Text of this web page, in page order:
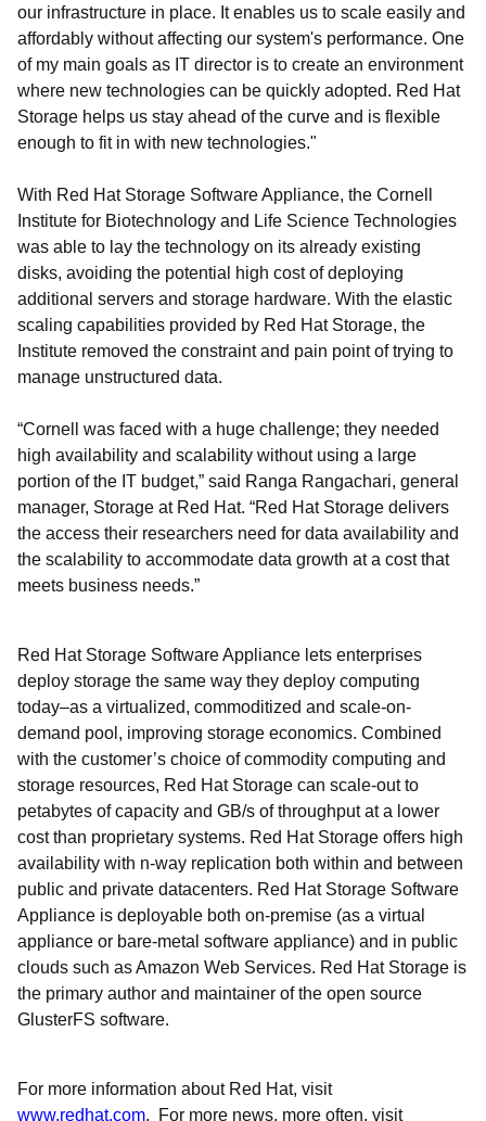
our infrastructure in place. It enables us to scale easily and
affordably without affecting our system's performance. One
of my main goals as IT director is to create an environment
where new technologies can be quickly adopted. Red Hat
Storage helps us stay ahead of the curve and is flexible
enough to fit in with new technologies."
With Red Hat Storage Software Appliance, the Cornell
Institute for Biotechnology and Life Science Technologies
was able to lay the technology on its already existing
disks, avoiding the potential high cost of deploying
additional servers and storage hardware. With the elastic
scaling capabilities provided by Red Hat Storage, the
Institute removed the constraint and pain point of trying to
manage unstructured data.
“Cornell was faced with a huge challenge; they needed
high availability and scalability without using a large
portion of the IT budget,” said Ranga Rangachari, general
manager, Storage at Red Hat. “Red Hat Storage delivers
the access their researchers need for data availability and
the scalability to accommodate data growth at a cost that
meets business needs.”
Red Hat Storage Software Appliance lets enterprises
deploy storage the same way they deploy computing
today–as a virtualized, commoditized and scale-on-
demand pool, improving storage economics. Combined
with the customer’s choice of commodity computing and
storage resources, Red Hat Storage can scale-out to
petabytes of capacity and GB/s of throughput at a lower
cost than proprietary systems. Red Hat Storage offers high
availability with n-way replication both within and between
public and private datacenters. Red Hat Storage Software
Appliance is deployable both on-premise (as a virtual
appliance or bare-metal software appliance) and in public
clouds such as Amazon Web Services. Red Hat Storage is
the primary author and maintainer of the open source
GlusterFS software.
For more information about Red Hat, visit
www.redhat.com. For more news, more often, visit